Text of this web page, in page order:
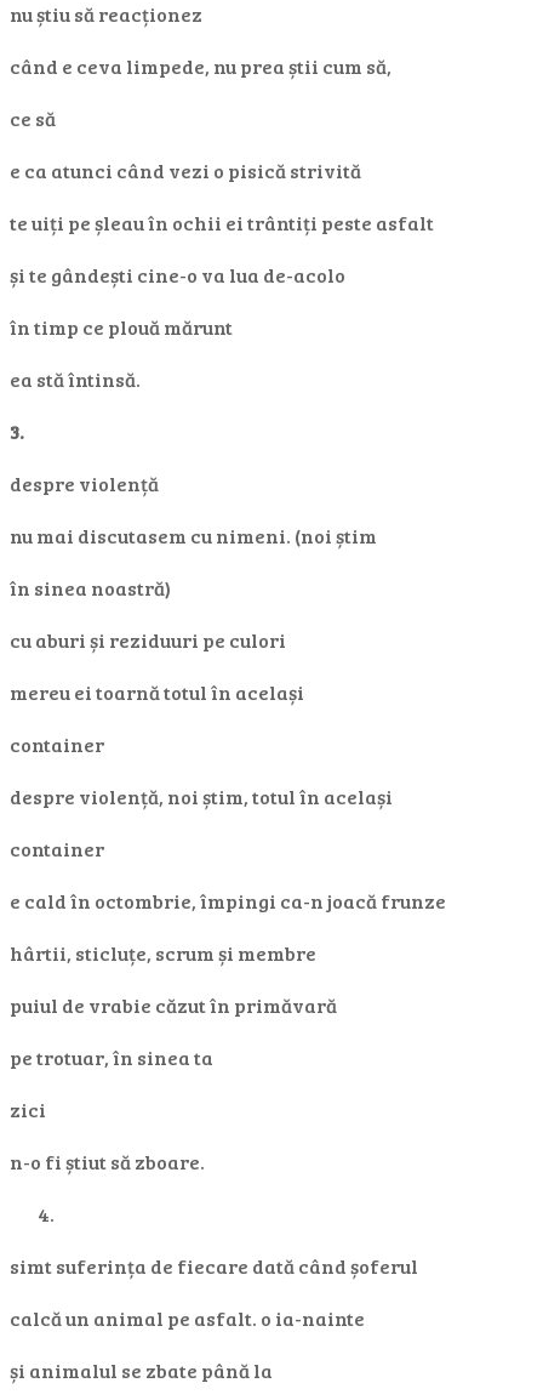
nu știu să reacționez
când e ceva limpede, nu prea știi cum să,
ce să
e ca atunci când vezi o pisică strivită
te uiți pe șleau în ochii ei trântiți peste asfalt
și te gândești cine-o va lua de-acolo
în timp ce plouă mărunt
ea stă întinsă.
3.
despre violență
nu mai discutasem cu nimeni. (noi știm
în sinea noastră)
cu aburi și reziduuri pe culori
mereu ei toarnă totul în același
container
despre violență, noi știm, totul în același
container
e cald în octombrie, împingi ca-n joacă frunze
hârtii, sticluțe, scrum și membre
puiul de vrabie căzut în primăvară
pe trotuar, în sinea ta
zici
n-o fi știut să zboare.
simt suferința de fiecare dată când șoferul
calcă un animal pe asfalt. o ia-nainte
și animalul se zbate până la